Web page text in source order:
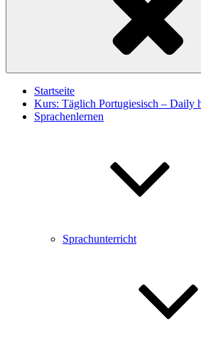
Startseite
Kurs: Täglich Portugiesisch – Daily
Sprachenlernen
Sprachunterricht